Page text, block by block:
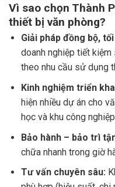
Vì sao chọn Thành
thiết bị văn phòng?
Giải pháp đồng bộ,
doanh nghiệp tiết
theo nhu cầu sử dụng
Kinh nghiệm triển
hiện nhiều dự án cho
học và khu công
Bảo hành – bảo trì
chữa nhanh trong giờ
Tư vấn chuyên sâu: